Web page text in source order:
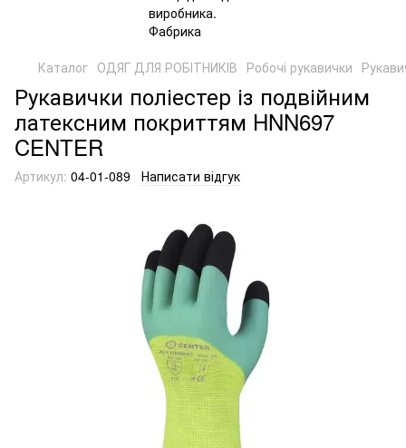
Каталог ОДЯГ ДЛЯ РОБІТНИКІВ Робочі рукавички
Рукавички поліестер із подвійним
латексним покриттям HNN697
CENTER
Артикул: 04-01-089 Написати відгук